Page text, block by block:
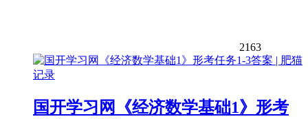
2163
国开学习网《经济数学基础1》形考